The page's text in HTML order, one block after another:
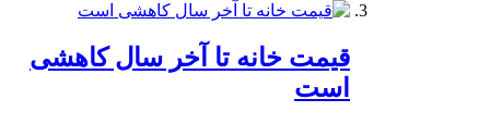
قیمت خانه تا آخر سال کاهشی
است